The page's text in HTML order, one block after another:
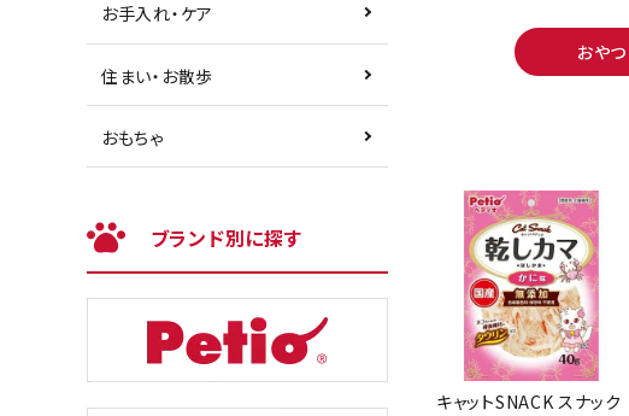
お手入れ・ケア
住まい・お散歩
おもちゃ
ブランド別に探す
おやつ
キャットSNACK スナック